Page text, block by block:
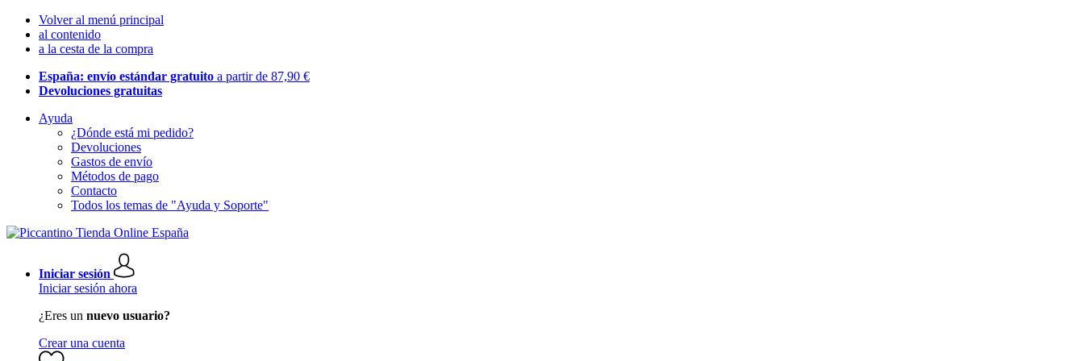
Volver al menú principal
al contenido
a la cesta de la compra
España: envío estándar gratuito a partir de 87,90 €
Devoluciones gratuitas
Ayuda
¿Dónde está mi pedido?
Devoluciones
Gastos de envío
Métodos de pago
Contacto
Todos los temas de "Ayuda y Soporte"
Iniciar sesión
Iniciar sesión ahora
¿Eres un nuevo usuario?
Crear una cuenta